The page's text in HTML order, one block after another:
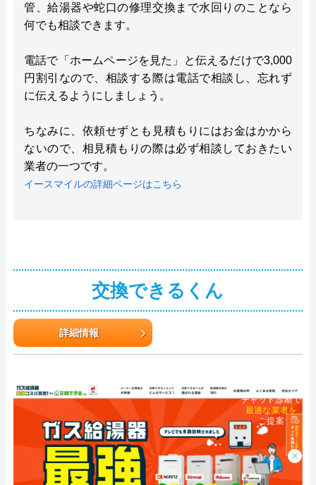
管、給湯器や蛇口の修理交換まで水回りのことなら
何でも相談できます。
電話で「ホームページを見た」と伝えるだけで3,000
円割引なので、相談する際は電話で相談し、忘れず
に伝えるようにしましょう。
ちなみに、依頼せずとも見積もりにはお金はかから
ないので、相見積もりの際は必ず相談しておきたい
業者の一つです。
イースマイルの詳細ページはこちら
交換できるくん
詳細情報
×
チャット診断で
最適な業者を
ご提案